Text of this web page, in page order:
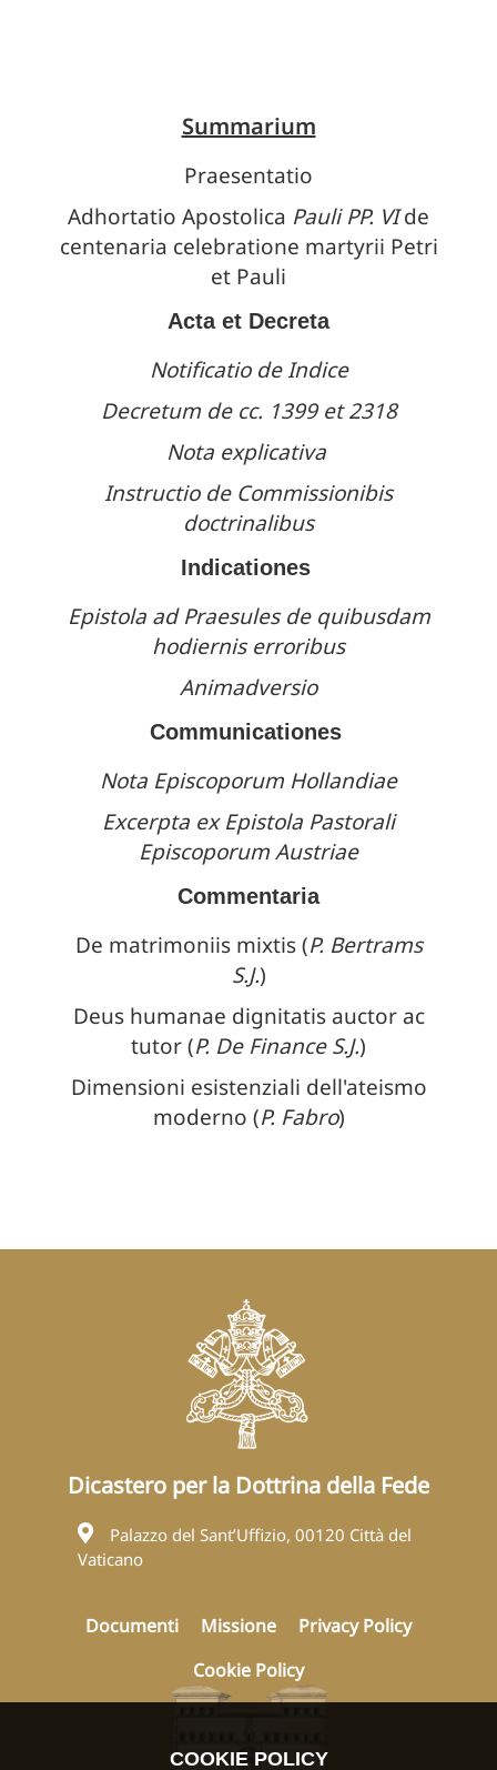
Summarium
Praesentatio
Adhortatio Apostolica Pauli PP. VIde
centenaria celebratione martyrii Petri
et Pauli
Acta et Decreta
Notificatio de Indice
Decretum de cc. 1399 et 2318
Nota explicativa
Instructio de Commissionibis
doctrinalibus
Indicationes
Epistola ad Praesules de quibusdam
hodiernis erroribus
Animadversio
Communicationes
Nota Episcoporum Hollandiae
Excerpta ex Epistola Pastorali
Episcoporum Austriae
Commentaria
De matrimoniis mixtis (P. Bertrams
S.J.)
Deus humanae dignitatis auctor ac
tutor (P. De Finance S.J.)
Dimensioni esistenziali dell'ateismo
moderno (P. Fabro)
Dicastero per la Dottrina della Fede
Palazzo del Sant’Uffizio, 00120 Città del
Vaticano
Documenti Missione
Privacy Policy
Cookie Policy
COOKIE POLICY